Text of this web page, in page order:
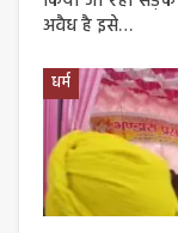
अवैध है इसे…
धर्म